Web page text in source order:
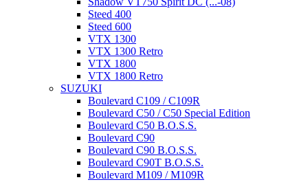
Steed 400
Steed 600
VTX 1300
VTX 1300 Retro
VTX 1800
VTX 1800 Retro
SUZUKI
Boulevard C109 / C109R
Boulevard C50 / C50 Special Edition
Boulevard C50 B.O.S.S.
Boulevard C90
Boulevard C90 B.O.S.S.
Boulevard C90T B.O.S.S.
Boulevard M109 / M109R